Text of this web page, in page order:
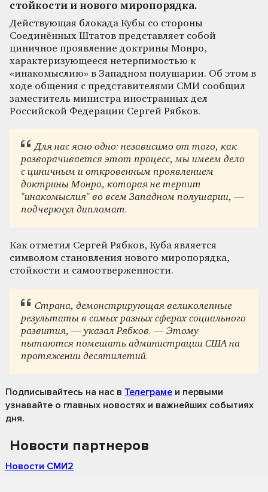
стойкости и нового миропорядка.
Действующая блокада Кубы со стороны
Соединённых Штатов представляет собой
циничное проявление доктрины Монро,
характеризующееся нетерпимостью к
«инакомыслию» в Западном полушарии. Об этом в
ходе общения с представителями СМИ сообщил
заместитель министра иностранных дел
Российской Федерации Сергей Рябков.
Для нас ясно одно: независимо от того, как
разворачивается этот процесс, мы имеем дело
с циничным и откровенным проявлением
доктрины Монро, которая не терпит
"инакомыслия" во всем Западном полушарии, —
подчеркнул дипломат.
Как отметил Сергей Рябков, Куба является
символом становления нового миропорядка,
стойкости и самоотверженности.
Страна, демонстрирующая великолепные
результаты в самых разных сферах социального
развития, — указал Рябков. — Этому
пытаются помешать администрации США на
протяжении десятилетий.
Подписывайтесь на нас в Телеграме и первыми
узнавайте о главных новостях и важнейших событиях
дня.
Новости партнеров
Новости СМИ2